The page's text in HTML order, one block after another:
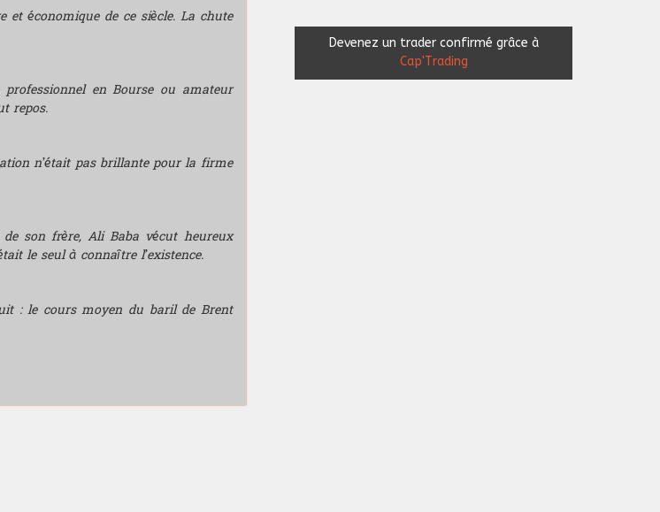
économique de ce siècle. La chute
en Bourse ou amateur
repos.
n’était pas brillante pour la firme
son frère, Ali Baba vécut heureux
le seul à connaître l’existence.
: le cours moyen du baril de Brent
Devenez un trader confirmé grâce à
Cap'Trading